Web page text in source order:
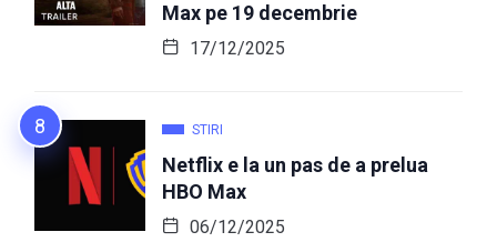
Max pe 19 decembrie
17/12/2025
STIRI
Netflix e la un pas de a prelua
HBO Max
06/12/2025